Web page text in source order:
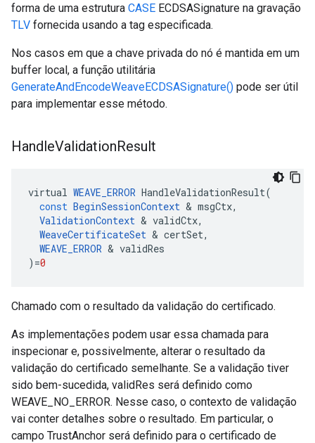
forma de uma estrutura CASE ECDSASignature na gravação
TLV fornecida usando a tag especificada.
Nos casos em que a chave privada do nó é mantida em um
buffer local, a função utilitária
GenerateAndEncodeWeaveECDSASignature() pode ser útil
para implementar esse método.
HandleValidationResult
virtual WEAVE_ERROR HandleValidationResult(
const BeginSessionContext & msgCtx,
ValidationContext & validCtx,
WeaveCertificateSet & certSet,
WEAVE_ERROR & validRes
) =0
Chamado com o resultado da validação do certificado.
As implementações podem usar essa chamada para
inspecionar e, possivelmente, alterar o resultado da
validação do certificado semelhante. Se a validação tiver
sido bem-sucedida, validRes será definido como
WEAVE_NO_ERROR. Nesse caso, o contexto de validação
vai conter detalhes sobre o resultado. Em particular, o
campo TrustAnchor será definido para o certificado de